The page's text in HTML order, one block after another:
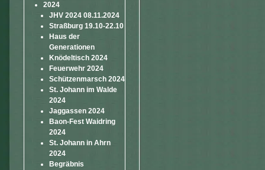
2024
JHV 2024 08.11.2024
Straßburg 19.10-22.10
Haus der
Generationen
Knödeltisch 2024
Feuerwehr 2024
Schützenmarsch 2024
St. Johann im Walde
2024
Jaggassen 2024
Baon-Fest Waidring
2024
St. Johann in Ahrn
2024
Begräbnis